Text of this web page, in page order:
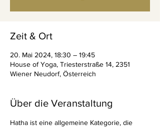
Zeit & Ort
20. Mai 2024, 18:30 – 19:45
House of Yoga, Triesterstraße 14, 2351
Wiener Neudorf, Österreich
Über die Veranstaltung
Hatha ist eine allgemeine Kategorie, die